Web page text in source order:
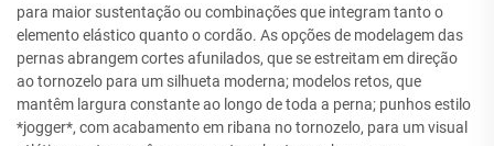
para maior sustentação ou combinações que integram tanto o
elemento elástico quanto o cordão. As opções de modelagem das
pernas abrangem cortes afunilados, que se estreitam em direção
ao tornozelo para um silhueta moderna; modelos retos, que
mantêm largura constante ao longo de toda a perna; punhos estilo
*jogger*, com acabamento em ribana no tornozelo, para um visual